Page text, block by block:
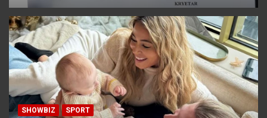
SHOWBIZ SPORT